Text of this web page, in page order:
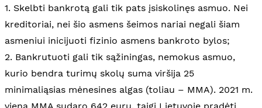
1. Skelbti bankrotą gali tik pats įsiskolinęs asmuo. Nei
kreditoriai, nei šio asmens šeimos nariai negali šiam
asmeniui inicijuoti fizinio asmens bankroto bylos;
2. Bankrutuoti gali tik sąžiningas, nemokus asmuo,
kurio bendra turimų skolų suma viršija 25
minimaliąsias mėnesines algas (toliau – MMA). 2021 m.